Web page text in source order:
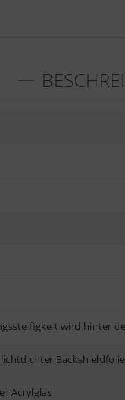
wird hinter
Backshieldfolie
Acrylglas